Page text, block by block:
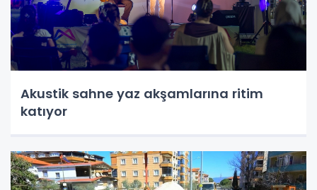
Akustik sahne yaz akşamlarına ritim
katıyor